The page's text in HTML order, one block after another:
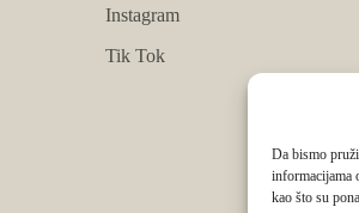
Da bismo
informacijama
kao što su
Instagram
Tik Tok